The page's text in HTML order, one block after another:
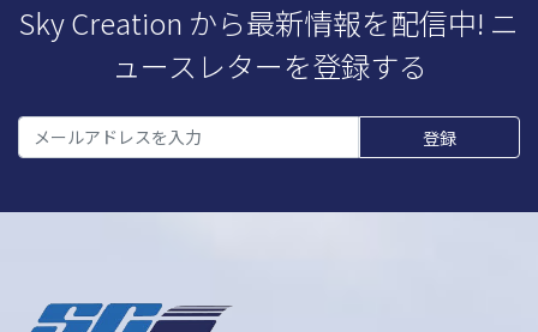
Sky Creation から最新情報を配信中! ニ
ュースレターを登録する